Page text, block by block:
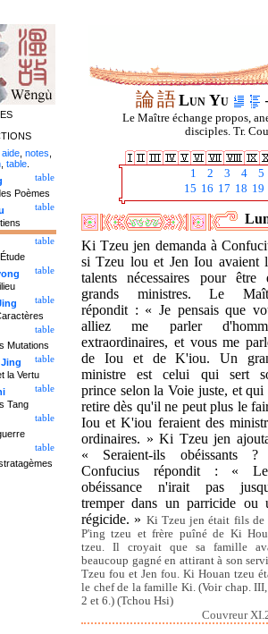
論語Lun Yu
Le Maître échange propos,
disciples. Tr.
1 2 3 4 5
15 16 17 18 19
Ki Tzeu jen demanda à
si Tzeu lou et Jen Iou avaient
talents nécessaires pour être
grands ministres. Le
répondit : « Je pensais que
alliez me parler
extraordinaires, et vous me
de Iou et de K'iou. Un
ministre est celui qui sert
prince selon la Voie juste, et qui
retire dès qu'il ne peut plus le
Iou et K'iou feraient des
ordinaires. » Ki Tzeu jen
« Seraient-ils obéissants
Confucius répondit : «
obéissance n'irait pas
tremper dans un parricide ou
régicide. » Ki Tzeu jen était fils de
P'ing tzeu et frère puîné de Ki
tzeu. Il croyait que sa famille
beaucoup gagné en attirant à son
Tzeu fou et Jen fou. Ki Houan tzeu
le chef de la famille Ki. (Voir chap.
2 et 6.) (Tchou Hsi)
Couvreur
aide notes
table
table
Poèmes
table
table
table
table
table
Mutations
table
Jing
la Vertu
table
Tang
table
table